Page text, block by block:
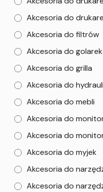
Akcesoria do
Akcesoria do filtrów
Akcesoria do golarek
Akcesoria do grilla
Akcesoria do
Akcesoria do mebli
Akcesoria do
Akcesoria do
Akcesoria do myjek
Akcesoria do
Akcesoria do